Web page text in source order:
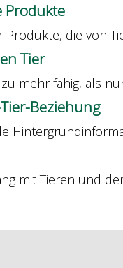
Produkte
Produkte, die von
Tier
mehr fähig, als
Beziehung
mit Tieren und